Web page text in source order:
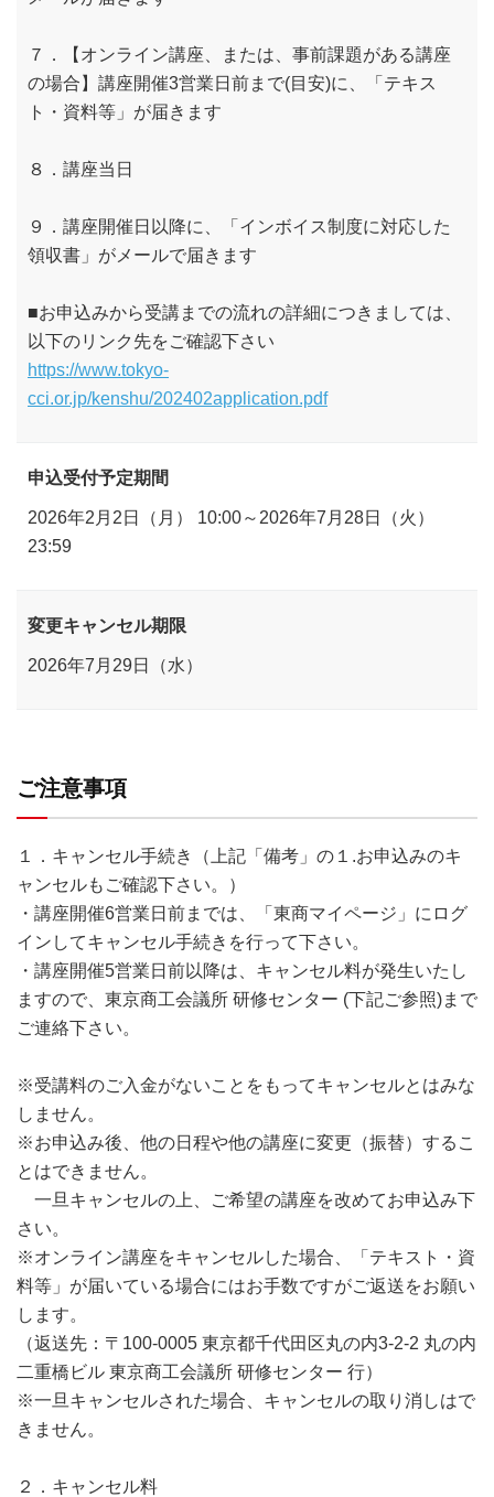
７．【オンライン講座、または、事前課題がある講座
の場合】講座開催3営業日前まで(目安)に、「テキス
ト・資料等」が届きます
８．講座当日
９．講座開催日以降に、「インボイス制度に対応した
領収書」がメールで届きます
■お申込みから受講までの流れの詳細につきましては、
以下のリンク先をご確認下さい
https://www.tokyo-
cci.or.jp/kenshu/202402application.pdf
申込受付予定期間
2026年2月2日（月） 10:00～2026年7月28日（火）
23:59
変更キャンセル期限
2026年7月29日（水）
ご注意事項
１．キャンセル手続き（上記「備考」の１.お申込みのキ
ャンセルもご確認下さい。）
・講座開催6営業日前までは、「東商マイページ」にログ
インしてキャンセル手続きを行って下さい。
・講座開催5営業日前以降は、キャンセル料が発生いたし
ますので、東京商工会議所 研修センター (下記ご参照)まで
ご連絡下さい。
※受講料のご入金がないことをもってキャンセルとはみな
しません。
※お申込み後、他の日程や他の講座に変更（振替）するこ
とはできません。
一旦キャンセルの上、ご希望の講座を改めてお申込み下
さい。
※オンライン講座をキャンセルした場合、「テキスト・資
料等」が届いている場合にはお手数ですがご返送をお願い
します。
（返送先：〒100-0005 東京都千代田区丸の内3-2-2 丸の内
二重橋ビル 東京商工会議所 研修センター 行）
※一旦キャンセルされた場合、キャンセルの取り消しはで
きません。
２．キャンセル料